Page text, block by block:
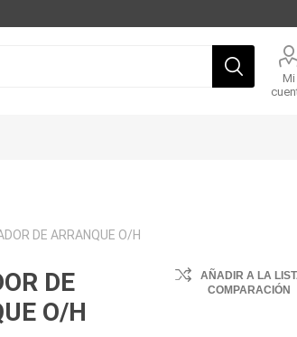
Mi
DE ARRANQUE O/H
DE
O/H
AÑADIR A LA
COMPARACIÓN